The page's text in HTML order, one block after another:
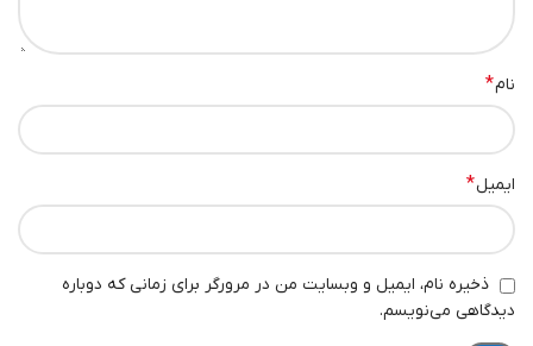
نام*
ایمیل*
ذخیره نام، ایمیل و وبسایت من در مرورگر برای زمانی که دوباره
دیدگاهی می‌نویسم.